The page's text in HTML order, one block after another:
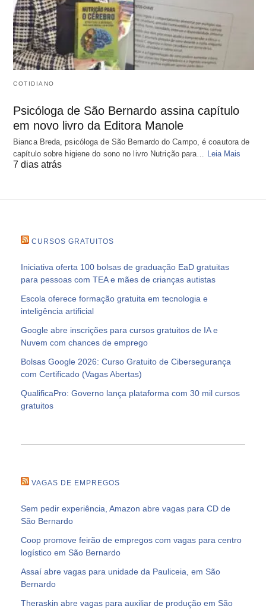
COTIDIANO
Psicóloga de São Bernardo assina capítulo
em novo livro da Editora Manole
Bianca Breda, psicóloga de São Bernardo do Campo, é coautora de
capítulo sobre higiene do sono no livro Nutrição para… Leia Mais
7 dias atrás
CURSOS GRATUITOS
Iniciativa oferta 100 bolsas de graduação EaD gratuitas
para pessoas com TEA e mães de crianças autistas
Escola oferece formação gratuita em tecnologia e
inteligência artificial
Google abre inscrições para cursos gratuitos de IA e
Nuvem com chances de emprego
Bolsas Google 2026: Curso Gratuito de Cibersegurança
com Certificado (Vagas Abertas)
QualificaPro: Governo lança plataforma com 30 mil cursos
gratuitos
VAGAS DE EMPREGOS
Sem pedir experiência, Amazon abre vagas para CD de
São Bernardo
Coop promove feirão de empregos com vagas para centro
logístico em São Bernardo
Assaí abre vagas para unidade da Pauliceia, em São
Bernardo
Theraskin abre vagas para auxiliar de produção em São